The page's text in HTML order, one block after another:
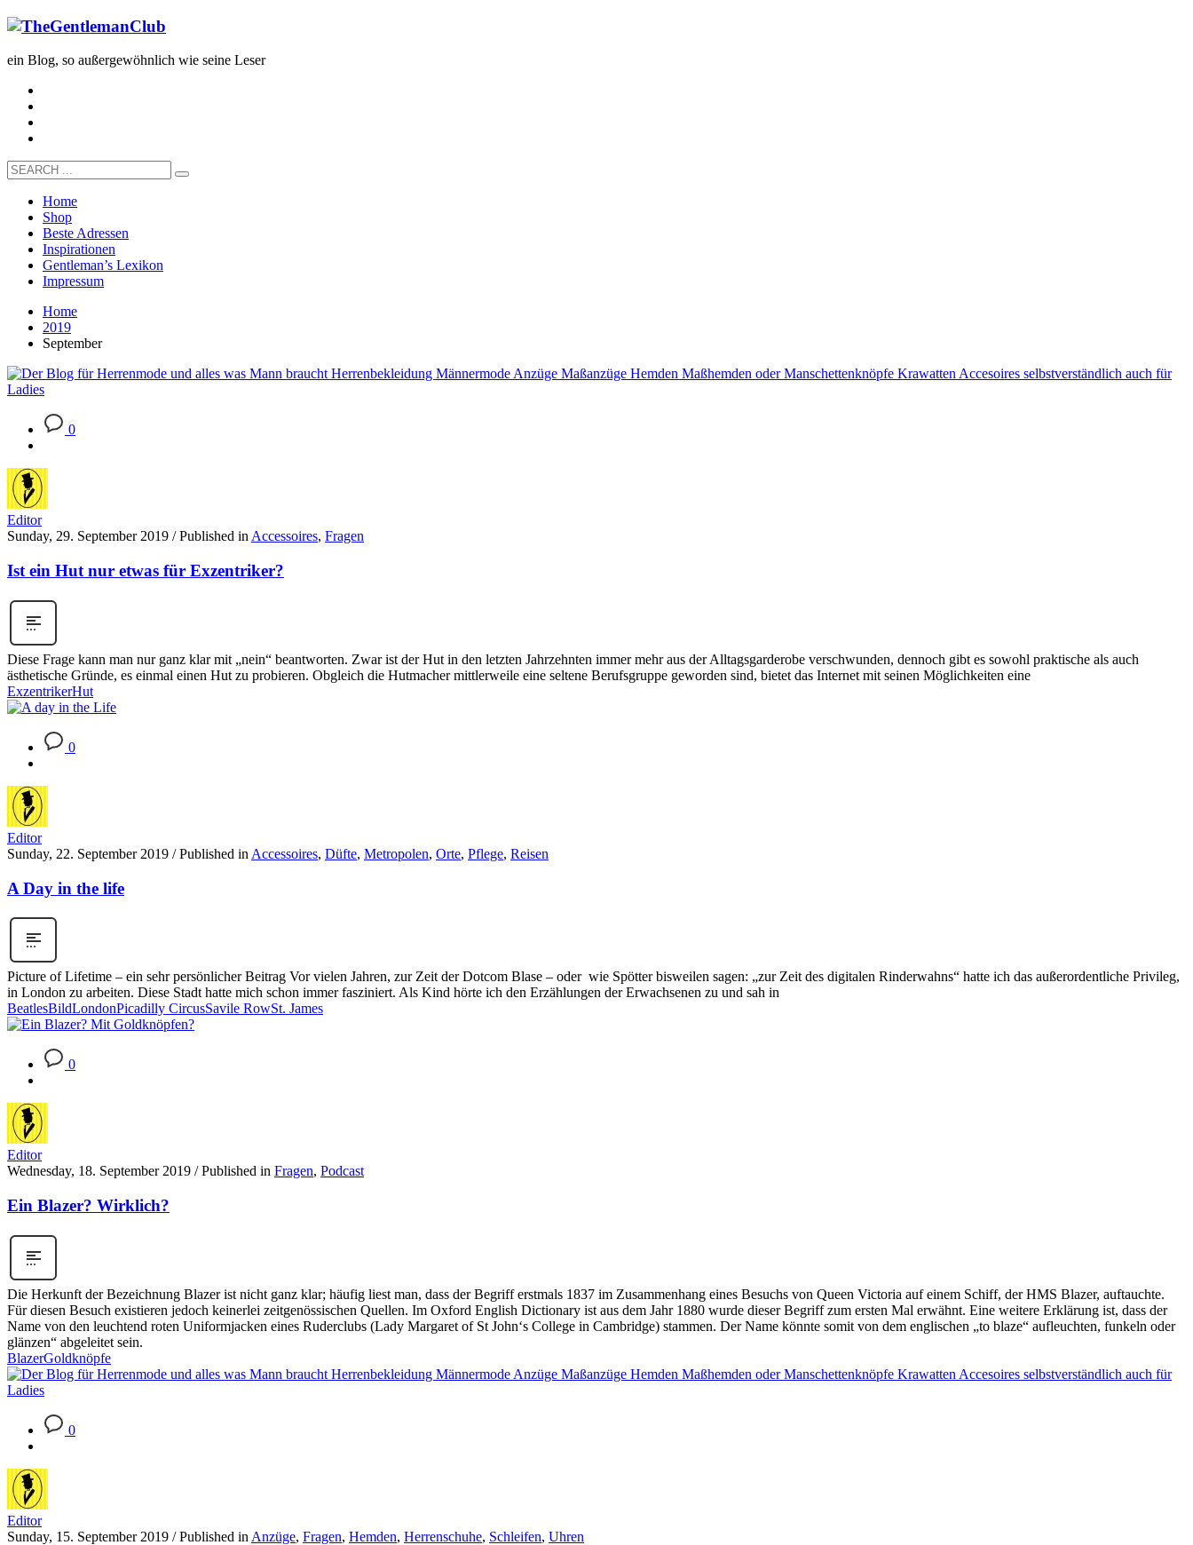
ein Blog, so außergewöhnlich wie seine Leser
Home
Shop
Beste Adressen
Inspirationen
Gentleman’s Lexikon
Impressum
Home
2019
September
0
Editor
Sunday, 29. September 2019 / Published inAccessoires, Fragen
Ist ein Hut nur etwas für Exzentriker?
Diese Frage kann man nur ganz klar mit „nein“ beantworten. Zwar ist der Hut in den letzten Jahrzehnten immer mehr aus der Alltagsgarderobe verschwunden, dennoch gibt es sowohl praktische als auch
ästhetische Gründe, es einmal einen Hut zu probieren. Obgleich die Hutmacher mittlerweile eine seltene Berufsgruppe geworden sind, bietet das Internet mit seinen Möglichkeiten eine
ExzentrikerHut
0
Editor
Sunday, 22. September 2019 / Published in Accessoires, Düfte, Metropolen, Orte, Pflege, Reisen
A Day in the life
Picture of Lifetime – ein sehr persönlicher Beitrag Vor vielen Jahren, zur Zeit der Dotcom Blase – oder wie Spötter bisweilen sagen: „zur Zeit des digitalen Rinderwahns“ hatte ich das außerordentliche Privileg,
in London zu arbeiten. Diese Stadt hatte mich schon immer fasziniert. Als Kind hörte ich den Erzählungen der Erwachsenen zu und sah in
BeatlesBildLondonPicadilly CircusSavile RowSt. James
0
Editor
Wednesday, 18. September 2019 / Published in Fragen, Podcast
Ein Blazer? Wirklich?
Die Herkunft der Bezeichnung Blazer ist nicht ganz klar; häufig liest man, dass der Begriff erstmals 1837 im Zusammenhang eines Besuchs von Queen Victoria auf einem Schiff, der HMS Blazer, auftauchte.
Für diesen Besuch existieren jedoch keinerlei zeitgenössischen Quellen. Im Oxford English Dictionary ist aus dem Jahr 1880 wurde dieser Begriff zum ersten Mal erwähnt. Eine weitere Erklärung ist, dass der
Name von den leuchtend roten Uniformjacken eines Ruderclubs (Lady Margaret of St John‘s College in Cambridge) stammen. Der Name könnte somit von dem englischen „to blaze“ aufleuchten, funkeln oder
glänzen“ abgeleitet sein.
BlazerGoldknöpfe
0
Editor
Sunday, 15. September 2019 / Published in Anzüge, Fragen, Hemden, Herrenschuhe, Schleifen, Uhren